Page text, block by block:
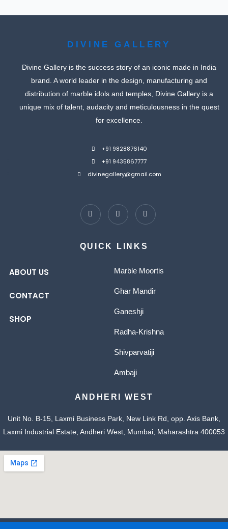
DIVINE GALLERY
Divine Gallery is the success story of an iconic made in India
brand. A world leader in the design, manufacturing and
distribution of marble idols and temples, Divine Gallery is a
unique mix of talent, audacity and meticulousness in the quest
for excellence.
+91 9828876140
+91 9435867777
divinegallery@gmail.com
QUICK LINKS
ABOUT US
CONTACT
SHOP
Marble Moortis
Ghar Mandir
Ganeshji
Radha-Krishna
Shivparvatiji
Ambaji
ANDHERI WEST
Unit No. B-15, Laxmi Business Park, New Link Rd, opp. Axis Bank,
Laxmi Industrial Estate, Andheri West, Mumbai, Maharashtra 400053